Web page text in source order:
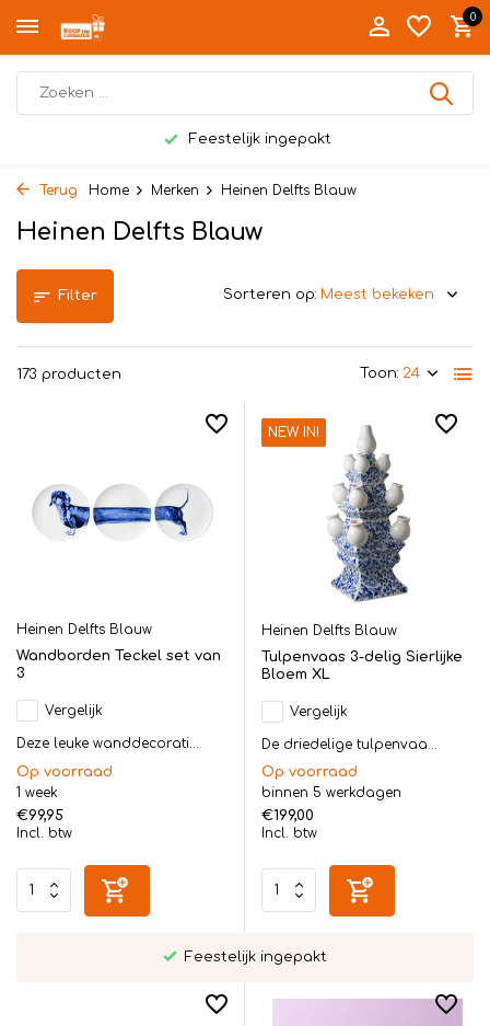
0
Persoonlijk bezorgd in Twente
Terug Home Merken Heinen Delfts Blauw
Heinen Delfts Blauw
Filter
173 producten Toon:
Sorteren op:
Heinen Delfts Blauw
Wandborden Teckel set van
3
Vergelijk
Deze leuke wanddecorati...
Op voorraad
1 week
€99,95
Incl. btw
NEW IN!
Heinen Delfts Blauw
Tulpenvaas 3-delig Sierlijke
Bloem XL
Vergelijk
De driedelige tulpenvaa...
Op voorraad
binnen 5 werkdagen
€199,00
Incl. btw
Persoonlijk bezorgd in Twente